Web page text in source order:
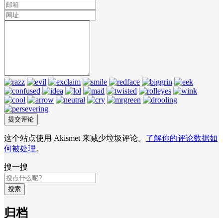
这个站点使用 Akismet 来减少垃圾评论。 了解你的评论数据如
何被处理。
搜一搜
搜索
归档